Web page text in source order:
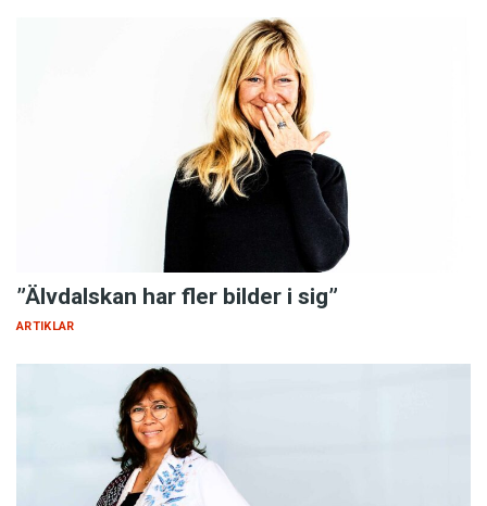
”Älvdalskan har fler bilder i sig”
ARTIKLAR